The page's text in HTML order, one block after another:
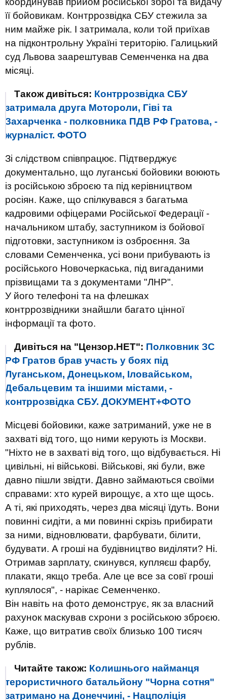
її бойовикам. Контррозвідка СБУ стежила за
ним майже рік. І затримала, коли той приїхав
на підконтрольну Україні територію. Галицький
суд Львова заарештував Семенченка на два
місяці.
Також дивіться: Контррозвідка СБУ
затримала друга Мотороли, Гіві та
Захарченка - полковника ПДВ РФ Гратова, -
журналіст. ФОТО
Зі слідством співпрацює. Підтверджує
документально, що луганські бойовики воюють
із російською зброєю та під керівництвом
росіян. Каже, що спілкувався з багатьма
кадровими офіцерами Російської Федерації -
начальником штабу, заступником із бойової
підготовки, заступником із озброєння. За
словами Семенченка, усі вони прибувають із
російського Новочеркаська, під вигаданими
прізвищами та з документами "ЛНР".
У його телефоні та на флешках
контррозвідники знайшли багато цінної
інформації та фото.
Дивіться на "Цензор.НЕТ": Полковник ЗС
РФ Гратов брав участь у боях під
Луганськом, Донецьком, Іловайськом,
Дебальцевим та іншими містами, -
контррозвідка СБУ. ДОКУМЕНТ+ФОТО
Місцеві бойовики, каже затриманий, уже не в
захваті від того, що ними керують із Москви.
"Ніхто не в захваті від того, що відбувається. Ні
цивільні, ні військові. Військові, які були, вже
давно пішли звідти. Давно займаються своїми
справами: хто курей вирощує, а хто ще щось.
А ті, які приходять, через два місяці їдуть. Вони
повинні сидіти, а ми повинні скрізь прибирати
за ними, відновлювати, фарбувати, білити,
будувати. А гроші на будівництво виділяти? Ні.
Отримав зарплату, скинувся, купляєш фарбу,
плакати, якщо треба. Але це все за совї гроші
куплялося", - нарікає Семенченко.
Він навіть на фото демонструє, як за власний
рахунок маскував схрони з російською зброєю.
Каже, що витратив своїх близько 100 тисяч
рублів.
Читайте також: Колишнього найманця
терористичного батальйону "Чорна сотня"
затримано на Донеччині, - Нацполіція